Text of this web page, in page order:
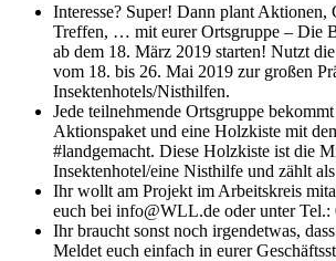
Interesse? Super! Dann plant Aktionen,
Treffen, … mit eurer Ortsgruppe – Die
ab dem 18. März 2019 starten! Nutzt
vom 18. bis 26. Mai 2019 zur großen
Insektenhotels/Nisthilfen.
Jede teilnehmende Ortsgruppe
Aktionspaket und eine Holzkiste mit
#landgemacht. Diese Holzkiste ist die
Insektenhotel/eine Nisthilfe und zählt
Ihr wollt am Projekt im Arbeitskreis
euch bei info@WLL.de oder unter Tel.:
Ihr braucht sonst noch irgendetwas,
Meldet euch einfach in eurer